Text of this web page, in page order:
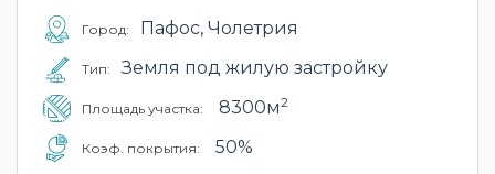
Город: Пафос, Чолетрия
Тип: Земля под жилую застройку
Площадь участка: 8300м2
Коэф. покрытия: 50%